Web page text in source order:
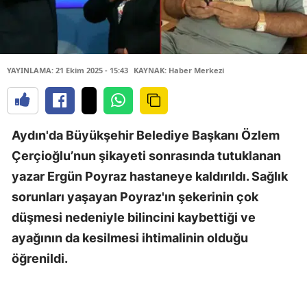
YAYINLAMA: 21 Ekim 2025 - 15:43 KAYNAK: Haber Merkezi
Aydın'da Büyükşehir Belediye Başkanı Özlem
Çerçioğlu’nun şikayeti sonrasında tutuklanan
yazar Ergün Poyraz hastaneye kaldırıldı. Sağlık
sorunları yaşayan Poyraz'ın şekerinin çok
düşmesi nedeniyle bilincini kaybettiği ve
ayağının da kesilmesi ihtimalinin olduğu
öğrenildi.